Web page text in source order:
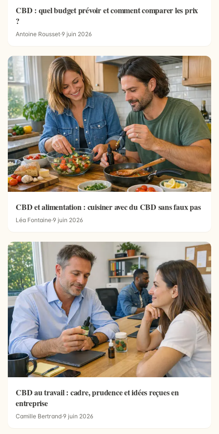
CBD : quel budget prévoir et comment comparer les prix
?
Antoine Rousset·9 juin 2026
CBD et alimentation : cuisiner avec du CBD sans faux pas
Léa Fontaine·9 juin 2026
CBD au travail : cadre, prudence et idées reçues en
entreprise
Camille Bertrand·9 juin 2026